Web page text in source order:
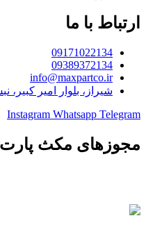
ارتباط با ما
09171022134
09389372134
info@maxpartco.ir
شیراز، بلوار امیر کبیر،
Instagram Whatsapp Telegram
مجوزهای مکث پارت